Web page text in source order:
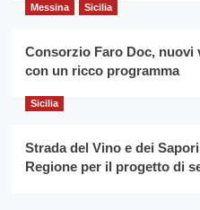
Messina Sicilia
Consorzio Faro Doc, nuovi
con un ricco programma
Sicilia
Strada del Vino e dei
Regione per il progetto di